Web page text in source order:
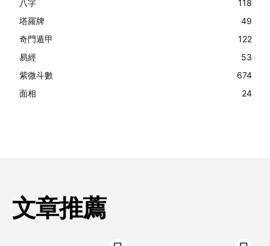
八字
118
塔羅牌
49
奇門遁甲
122
易經
53
紫微斗數
674
面相
24
文章推薦